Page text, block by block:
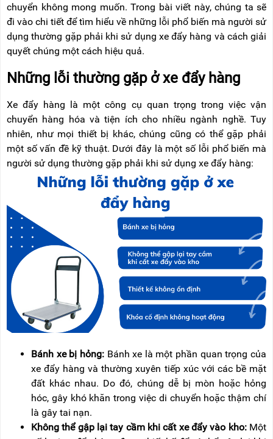
BÁO
NÓI
VỀ
NIKAWA
GIỚI
ĐẠI
LÝ
BẢO
HÀNH
THANG
NHÔM
CHỮ
NHÔM
THANG
NHÔM
GIÁO
TAY
XE
ĐẨY
HÀNG
BỘ
DÂY
THOÁT
HIỂM
ĐỘNG
chuyển không mong muốn. Trong bài viết này, chúng ta sẽ
đi vào chi tiết để tìm hiểu về những lỗi phổ biến mà người sử
dụng thường gặp phải khi sử dụng xe đẩy hàng và cách giải
quyết chúng một cách hiệu quả.
Những lỗi thường gặp ở xe đẩy hàng
Xe đẩy hàng là một công cụ quan trọng trong việc vận
chuyển hàng hóa và tiện ích cho nhiều ngành nghề. Tuy
nhiên, như mọi thiết bị khác, chúng cũng có thể gặp phải
một số vấn đề kỹ thuật. Dưới đây là một số lỗi phổ biến mà
người sử dụng thường gặp phải khi sử dụng xe đẩy hàng:
Bánh xe bị hỏng: Bánh xe là một phần quan trọng của
xe đẩy hàng và thường xuyên tiếp xúc với các bề mặt
đất khác nhau. Do đó, chúng dễ bị mòn hoặc hỏng
hóc, gây khó khăn trong việc di chuyển hoặc thậm chí
là gây tai nạn.
Không thể gập lại tay cầm khi cất xe đẩy vào kho: Một